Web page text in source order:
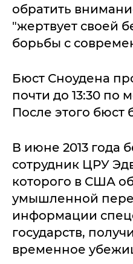
обратить
"жертвует своей
борьбы с
Бюст Сноудена
почти до 13:30 по
После этого
В июне 2013 года
сотрудник ЦРУ
которого в США
умышленной
информации
государств,
временное